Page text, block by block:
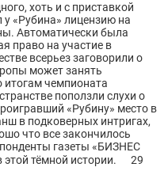
хоть и с приставкой
«Рубина» лицензию на
Автоматически была
право на участие в
всерьез заговорили о
может занять
итогам чемпионата
поползли слухи о
«Рубину» место в
в подковерных интригах,
что все закончилось
газеты «БИЗНЕС
тёмной истории.
29